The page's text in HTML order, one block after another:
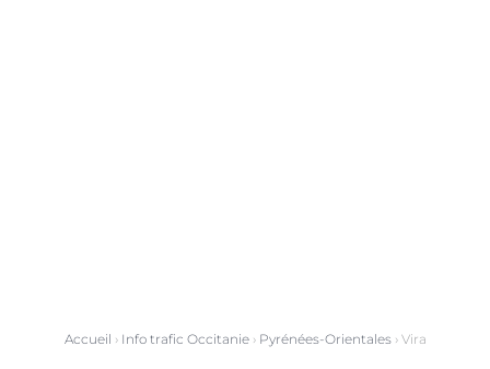
Accueil › Info trafic Occitanie› Pyrénées-Orientales› Vira